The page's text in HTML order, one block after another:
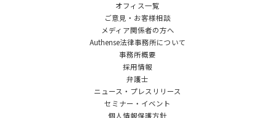
オフィス一覧
ご意見・お客様相談
メディア関係者の方へ
Authense法律事務所について
事務所概要
採用情報
弁護士
ニュース・プレスリリース
セミナー・イベント
個人情報保護方針